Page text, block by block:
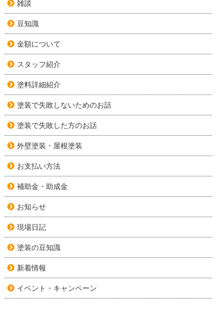
雑談
豆知識
金額について
スタッフ紹介
塗料詳細紹介
塗装で失敗しないためのお話
塗装で失敗した方のお話
外壁塗装・屋根塗装
お支払い方法
補助金・助成金
お知らせ
現場日記
塗装の豆知識
新着情報
イベント・キャンペーン